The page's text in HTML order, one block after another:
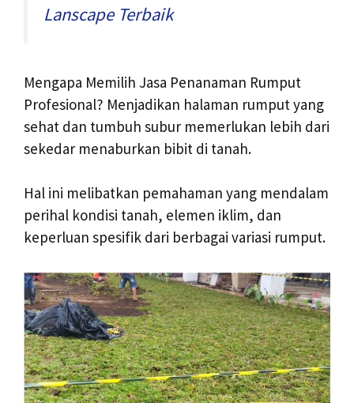
Lanscape Terbaik
Mengapa Memilih Jasa Penanaman Rumput
Profesional? Menjadikan halaman rumput yang
sehat dan tumbuh subur memerlukan lebih dari
sekedar menaburkan bibit di tanah.
Hal ini melibatkan pemahaman yang mendalam
perihal kondisi tanah, elemen iklim, dan
keperluan spesifik dari berbagai variasi rumput.